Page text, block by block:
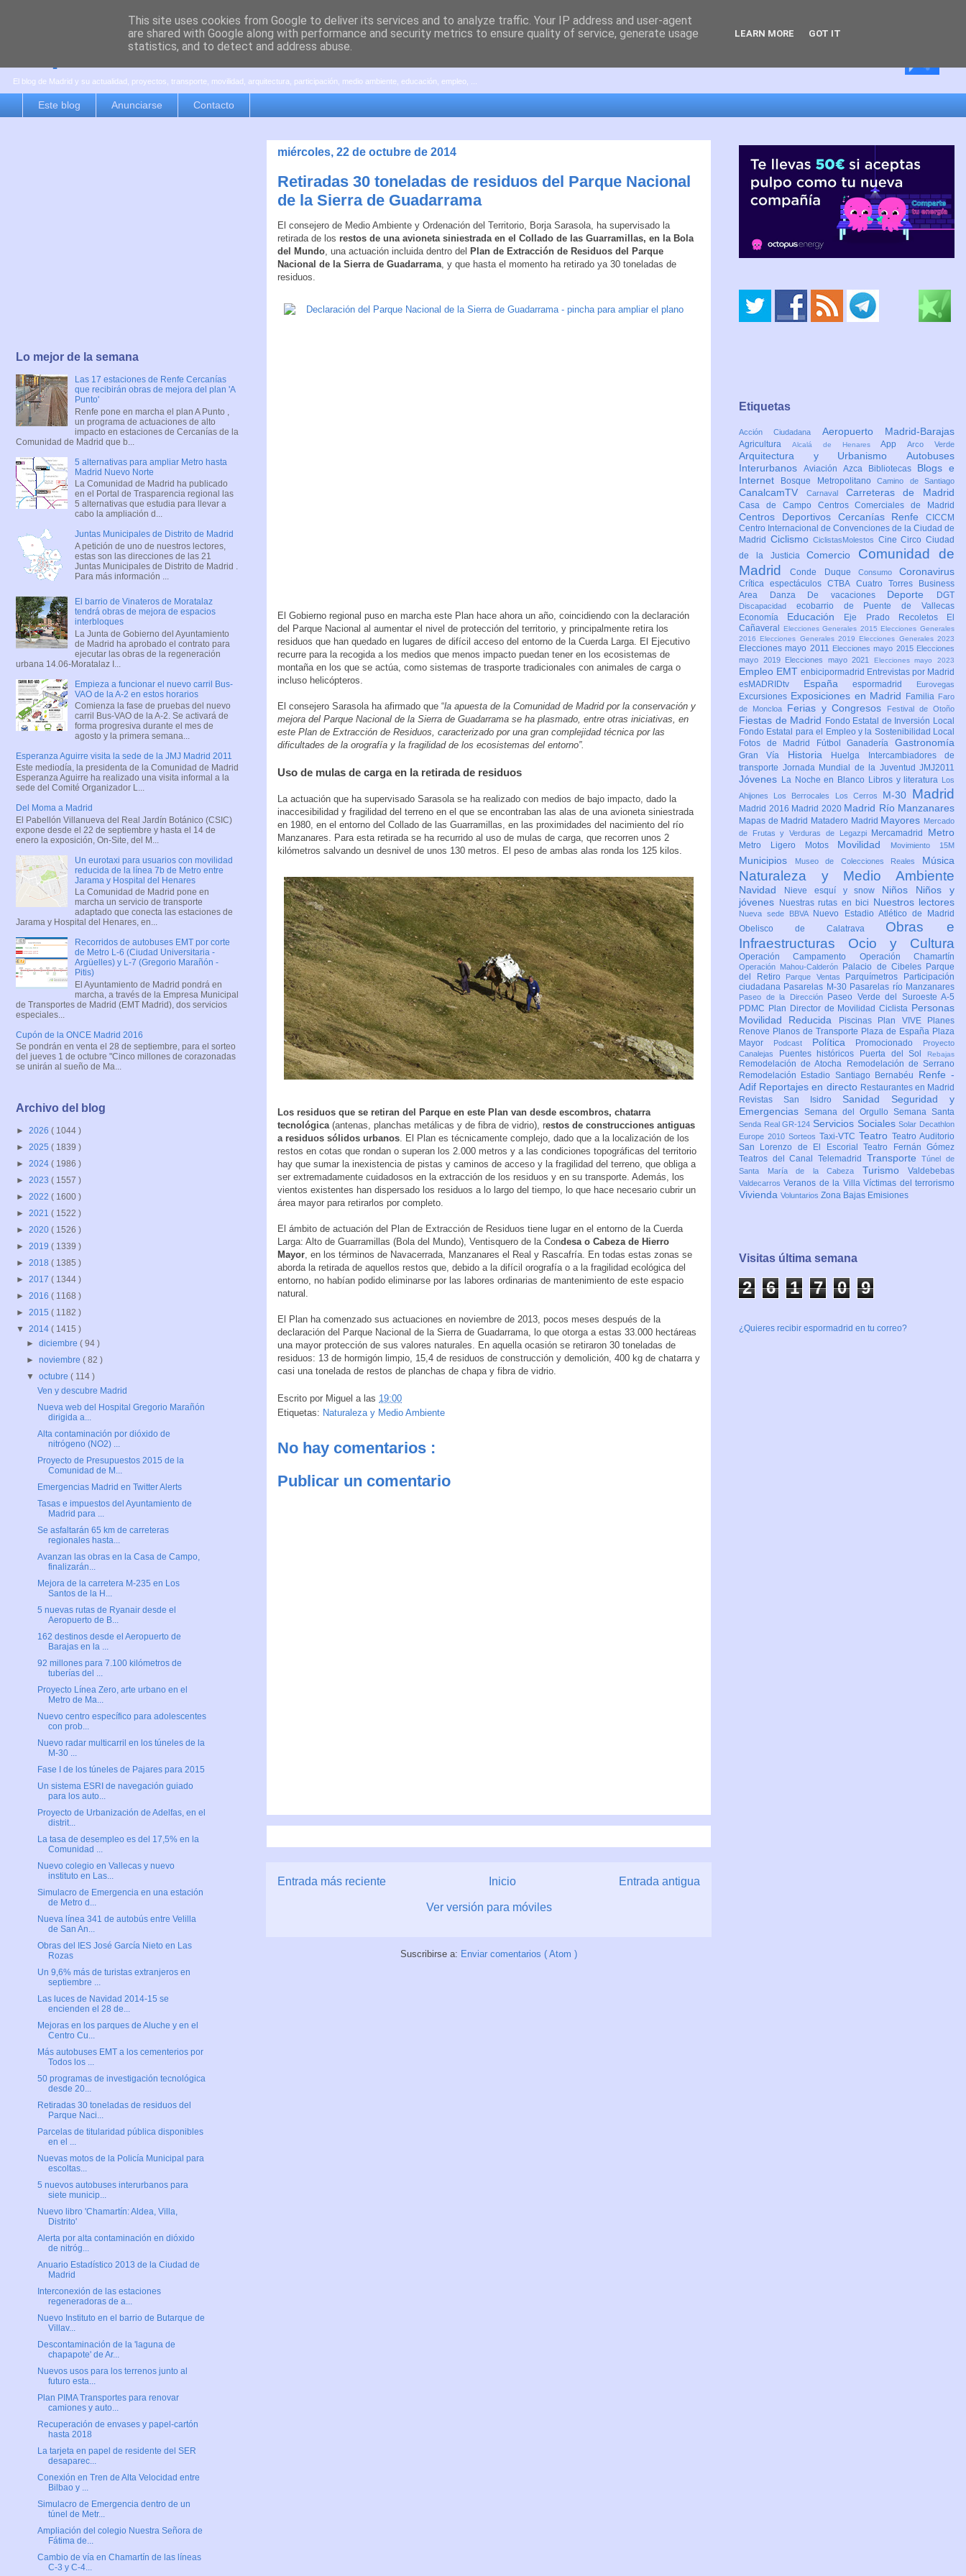
es por madrid
El blog de Madrid y su actualidad, proyectos, transporte, movilidad, arquitectura, participación, medio ambiente, educación, empleo, ...
Este blog Anunciarse Contacto
miércoles, 22 de octubre de 2014
Retiradas 30 toneladas de residuos del Parque Nacional
de la Sierra de Guadarrama
El consejero de Medio Ambiente y Ordenación del Territorio, Borja Sarasola, ha supervisado la
retirada de los restos de una avioneta siniestrada en el Collado de las Guarramillas, en la Bola
del Mundo , una actuación incluida dentro del Plan de Extracción de Residuos del Parque
Nacional de la Sierra de Guadarrama , y que hasta el momento ha retirado ya 30 toneladas de
residuos.
El Gobierno regional puso en marcha este Plan hace ahora un año, coincidiendo con la declaración
del Parque Nacional al aumentar el nivel de protección del territorio, y principalmente retira los
residuos que han quedado en lugares de difícil acceso del entorno de la Cuerda Larga. El Ejecutivo
recurre para la recogida a los medios que menos impacto puedan tener en los ecosistemas de
montaña en los que se actúa, como sistemas de trasporte tradicionales con animales de carga o
incluso helicópteros.
El consejero Sarasola ha afirmado que “la apuesta de la Comunidad de Madrid por la conservación y
mejora del Parque Nacional de la Sierra de Guadarrama se ha plasmado, entre otras iniciativas, en
este Plan de Extracción de Residuos, caracterizado por una gran complejidad técnica por las
dificultades de la orografía y la fragilidad de los ecosistemas del entorno”.
Uso de mulas de carga en la retirada de residuos
La actuación que ha supervisado Sarasola se ha realizado con medios de bajo impacto, dado la
inaccesibilidad y fragilidad del terreno en el que se encontraban las alas de una avioneta siniestrada
en 1980, en el entorno del Collado de las Guarramillas, en las proximidades del nacimiento del río
Manzanares. Para esta retirada se ha recurrido al uso de mulas de carga, que recorren unos 2
kilómetros salvando un desnivel de unos 130 metros. El peso de ambas alas ronda los 125 kilos.
Los residuos que se retiran del Parque en este Plan van desde escombros, chatarra
tecnológica (antenas, planchas metálicas y de fibra de vidrio), restos de construcciones antiguas
a residuos sólidos urbanos . El Plan es técnicamente complejo, dado que a la localización de los
restos en cotas que rondan o superan los 2.000 metros y a las condiciones topográficas del territorio
hay que sumar la inexistencia de pistas y caminos de acceso y la fragilidad del terreno, que obliga a
ser extremadamente cuidadosos en la extracción de los residuos y en su transporte. Además, los
vientos existentes han dispersado los residuos a lo largo del tiempo, lo que hace necesario cubrir un
área mayor para retirarlos por completo.
El ámbito de actuación del Plan de Extracción de Residuos tiene lugar en el entorno de la Cuerda
Larga: Alto de Guarramillas (Bola del Mundo), Ventisquero de la Condesa o Cabeza de Hierro
Mayor , en los términos de Navacerrada, Manzanares el Real y Rascafría. En todas estas zonas se
aborda la retirada de aquellos restos que, debido a la difícil orografía o a la fragilidad ecológica del
entorno, no habían podido eliminarse por las labores ordinarias de mantenimiento de este espacio
natural.
El Plan ha comenzado sus actuaciones en noviembre de 2013, pocos meses después de la
declaración del Parque Nacional de la Sierra de Guadarrama, lo que otorga a estas 33.000 hectáreas
una mayor protección de sus valores naturales. En aquella ocasión se retiraron 30 toneladas de
residuos: 13 de hormigón limpio, 15,4 de residuos de construcción y demolición, 400 kg de chatarra y
casi una tonelada de restos de planchas de chapa y fibra de vidrio.
Escrito por Miguel a las 19:00
Etiquetas: Naturaleza y Medio Ambiente
No hay comentarios :
Publicar un comentario
Entrada más reciente Entrada antigua
Inicio
Ver versión para móviles
Suscribirse a: Enviar comentarios ( Atom )
Lo mejor de la semana
Las 17 estaciones de Renfe Cercanías
que recibirán obras de mejora del plan 'A
Punto'
Renfe pone en marcha el plan A Punto ,
un programa de actuaciones de alto
impacto en estaciones de Cercanías de la
Comunidad de Madrid que b...
5 alternativas para ampliar Metro hasta
Madrid Nuevo Norte
La Comunidad de Madrid ha publicado
en el Portal de Trasparencia regional las
5 alternativas que estudia para llevar a
cabo la ampliación d...
Juntas Municipales de Distrito de Madrid
A petición de uno de nuestros lectores,
estas son las direcciones de las 21
Juntas Municipales de Distrito de Madrid .
Para más información ...
El barrio de Vinateros de Moratalaz
tendrá obras de mejora de espacios
interbloques
La Junta de Gobierno del Ayuntamiento
de Madrid ha aprobado el contrato para
ejecutar las obras de la regeneración
urbana 14.06-Moratalaz I...
Empieza a funcionar el nuevo carril Bus-
VAO de la A-2 en estos horarios
Comienza la fase de pruebas del nuevo
carril Bus-VAO de la A-2. Se activará de
forma progresiva durante el mes de
agosto y la primera semana...
Esperanza Aguirre visita la sede de la JMJ Madrid 2011
Este mediodía, la presidenta de la Comunidad de Madrid
Esperanza Aguirre ha realizado una visita informal a la
sede del Comité Organizador L...
Del Moma a Madrid
El Pabellón Villanueva del Real Jardín Botánico (CSIC)
expone desde el 22 de septiembre y hasta el 14 de
enero la exposición, On-Site, del M...
Un eurotaxi para usuarios con movilidad
reducida de la línea 7b de Metro entre
Jarama y Hospital del Henares
La Comunidad de Madrid pone en
marcha un servicio de transporte
adaptado que conecta las estaciones de
Jarama y Hospital del Henares, en...
Recorridos de autobuses EMT por corte
de Metro L-6 (Ciudad Universitaria -
Argüelles) y L-7 (Gregorio Marañón -
Pitis)
El Ayuntamiento de Madrid pondrá en
marcha, a través de la Empresa Municipal
de Transportes de Madrid (EMT Madrid), dos servicios
especiales...
Cupón de la ONCE Madrid 2016
Se pondrán en venta el 28 de septiembre, para el sorteo
del jueves 1 de octubre "Cinco millones de corazonadas
se unirán al sueño de Ma...
Archivo del blog
► 2026 ( 1044 )
► 2025 ( 1839 )
► 2024 ( 1986 )
► 2023 ( 1557 )
► 2022 ( 1600 )
► 2021 ( 1522 )
► 2020 ( 1526 )
► 2019 ( 1339 )
► 2018 ( 1385 )
► 2017 ( 1344 )
► 2016 ( 1168 )
► 2015 ( 1182 )
▼ 2014 ( 1415 )
►diciembre( 94 )
►noviembre( 82 )
▼octubre( 114 )
Ven y descubre Madrid
Nueva web del Hospital Gregorio Marañón
dirigida a...
Alta contaminación por dióxido de
nitrógeno (NO2) ...
Proyecto de Presupuestos 2015 de la
Comunidad de M...
Emergencias Madrid en Twitter Alerts
Tasas e impuestos del Ayuntamiento de
Madrid para ...
Se asfaltarán 65 km de carreteras
regionales hasta...
Avanzan las obras en la Casa de Campo,
finalizarán...
Mejora de la carretera M-235 en Los
Santos de la H...
5 nuevas rutas de Ryanair desde el
Aeropuerto de B...
162 destinos desde el Aeropuerto de
Barajas en la ...
92 millones para 7.100 kilómetros de
tuberías del ...
Proyecto Línea Zero, arte urbano en el
Metro de Ma...
Nuevo centro específico para adolescentes
con prob...
Nuevo radar multicarril en los túneles de la
M-30 ...
Fase I de los túneles de Pajares para 2015
Un sistema ESRI de navegación guiado
para los auto...
Proyecto de Urbanización de Adelfas, en el
distrit...
La tasa de desempleo es del 17,5% en la
Comunidad ...
Nuevo colegio en Vallecas y nuevo
instituto en Las...
Simulacro de Emergencia en una estación
de Metro d...
Nueva línea 341 de autobús entre Velilla
de San An...
Obras del IES José García Nieto en Las
Rozas
Un 9,6% más de turistas extranjeros en
septiembre ...
Las luces de Navidad 2014-15 se
encienden el 28 de...
Mejoras en los parques de Aluche y en el
Centro Cu...
Más autobuses EMT a los cementerios por
Todos los ...
50 programas de investigación tecnológica
desde 20...
Retiradas 30 toneladas de residuos del
Parque Naci...
Parcelas de titularidad pública disponibles
en el ...
Nuevas motos de la Policía Municipal para
escoltas...
5 nuevos autobuses interurbanos para
siete municip...
Nuevo libro 'Chamartín: Aldea, Villa,
Distrito'
Alerta por alta contaminación en dióxido
de nitróg...
Anuario Estadístico 2013 de la Ciudad de
Madrid
Interconexión de las estaciones
regeneradoras de a...
Nuevo Instituto en el barrio de Butarque de
Villav...
Descontaminación de la 'laguna de
chapapote' de Ar...
Nuevos usos para los terrenos junto al
futuro esta...
Plan PIMA Transportes para renovar
camiones y auto...
Recuperación de envases y papel-cartón
hasta 2018
La tarjeta en papel de residente del SER
desaparec...
Conexión en Tren de Alta Velocidad entre
Bilbao y ...
Simulacro de Emergencia dentro de un
túnel de Metr...
Ampliación del colegio Nuestra Señora de
Fátima de...
Cambio de vía en Chamartín de las líneas
C-3 y C-4...
Etiquetas
Acción Ciudadana Aeropuerto Madrid-Barajas
Agricultura Alcalá de HenaresAppArco Verde
Arquitectura y Urbanismo Autobuses
Interurbanos Aviación Azca Bibliotecas Blogs e
Internet
Bosque MetropolitanoCamino de Santiago
CanalcamTV Carnaval Carreteras de Madrid
Casa de Campo Centros Comerciales de Madrid
Centros Deportivos Cercanías Renfe CICCM
Centro Internacional de Convenciones de la Ciudad de
Madrid CiclismoCiclistasMolestos CineCircoCiudad
de la JusticiaComercio Comunidad de
MadridConde Duque Consumo Coronavirus
Crítica espectáculosCTBA Cuatro Torres Business
Area
Danza De vacaciones Deporte DGT
Discapacidad ecobarrio de Puente de Vallecas
Economía Educación Eje Prado Recoletos
El
Cañaveral
Elecciones Generales 2015 Elecciones Generales
2016 Elecciones Generales 2019 Elecciones Generales 2023
Elecciones mayo 2011 Elecciones mayo 2015 Elecciones
mayo 2019
Elecciones mayo 2021 Elecciones mayo 2023
Empleo EMT enbicipormadrid Entrevistas por Madrid
esMADRIDtv Españaespormadrid Eurovegas
Excursiones Exposiciones en Madrid Familia Faro
de Moncloa
Ferias y Congresos Festival de Otoño
Fiestas de Madrid Fondo Estatal de Inversión Local
Fondo Estatal para el Empleo y la Sostenibilidad Local
Fotos de Madrid
FútbolGanaderíaGastronomía
Gran Vía Historia Huelga
Intercambiadores de
transporte Jornada Mundial de la Juventud JMJ2011
Jóvenes La Noche en Blanco Libros y literatura
Los
Ahijones
Los Berrocales Los Cerros M-30 Madrid
Madrid 2016 Madrid 2020 Madrid Río Manzanares
Mapas de Madrid Matadero Madrid Mayores Mercado
de Frutas y Verduras de Legazpi
Mercamadrid Metro
Metro Ligero Motos Movilidad Movimiento 15M
Municipios Museo de Colecciones Reales Música
Naturaleza y Medio Ambiente
Navidad Nieve esquí y snow Niños Niños y
jóvenes
Nuestras rutas en bici Nuestros lectores
Nueva sede BBVA
Nuevo Estadio Atlético de Madrid
Obelisco de Calatrava Obras e
Infraestructuras Ocio y Cultura
Operación Campamento Operación Chamartín
Operación Mahou-Calderón Palacio de Cibeles Parque
del Retiro
Parque Ventas Parquímetros
Participación
ciudadana Pasarelas M-30 Pasarelas río Manzanares
Paseo de la Dirección
Paseo Verde del Suroeste A-5
PDMC Plan Director de Movilidad Ciclista Personas
Movilidad Reducida
Piscinas Plan VIVE
Planes
Renove Planos de Transporte Plaza de España Plaza
Mayor
Podcast Política Promocionado
Proyecto
Canalejas
Puentes históricos Puerta del Sol Rebajas
Remodelación de Atocha
Remodelación de Serrano
Remodelación Estadio Santiago Bernabéu Renfe -
Adif Reportajes en directo Restaurantes en Madrid
Revistas San Isidro Sanidad Seguridad y
Emergencias Semana del Orgullo Semana Santa
Senda Real GR-124 Servicios SocialesSolar Decathlon
Europe 2010 Sorteos Taxi-VTC Teatro Teatro Auditorio
San Lorenzo de El EscorialTeatro Fernán Gómez
Teatros del Canal Telemadrid TransporteTúnel de
Santa María de la Cabeza Turismo Valdebebas
ValdecarrosVeranos de la VillaVíctimas del terrorismo
Vivienda Voluntarios Zona Bajas Emisiones
Visitas última semana
2 6 1 7 1 0
¿Quieres recibir espormadrid en tu correo?
This site uses cookies from Google to deliver its services and to analyze traffic. Your IP address and user-agent
are shared with Google along with performance and security metrics to ensure quality of service, generate usage
statistics, and to detect and address abuse.
LEARN MORE GOT IT